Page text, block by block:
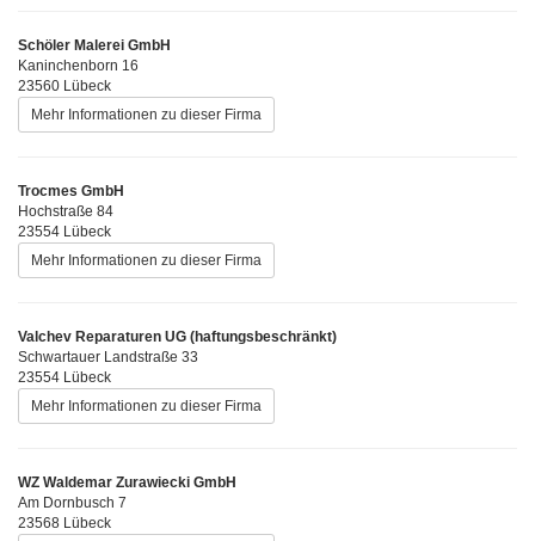
Schöler Malerei GmbH
Kaninchenborn 16
23560 Lübeck
Mehr Informationen zu dieser Firma
Trocmes GmbH
Hochstraße 84
23554 Lübeck
Mehr Informationen zu dieser Firma
Valchev Reparaturen UG (haftungsbeschränkt)
Schwartauer Landstraße 33
23554 Lübeck
Mehr Informationen zu dieser Firma
WZ Waldemar Zurawiecki GmbH
Am Dornbusch 7
23568 Lübeck